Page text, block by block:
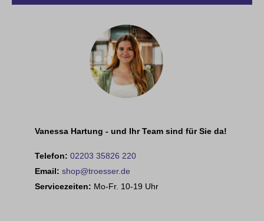
Vanessa Hartung - und Ihr Team sind für Sie da!
Telefon: 02203 35826 220
Email: shop@troesser.de
Servicezeiten: Mo-Fr. 10-19 Uhr